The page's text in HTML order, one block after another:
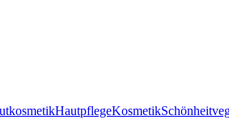
HautpflegeKosmetikSchönheit